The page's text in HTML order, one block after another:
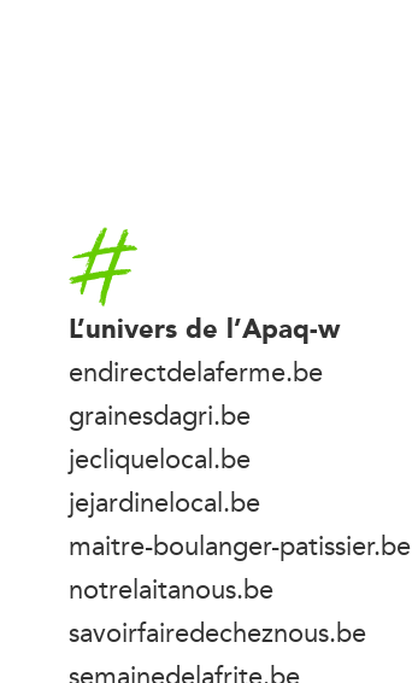
Accueil
L’univers de l’Apaq-w
endirectdelaferme.be
grainesdagri.be
jecliquelocal.be
jejardinelocal.be
maitre-boulanger-patissier.be
notrelaitanous.be
savoirfairedecheznous.be